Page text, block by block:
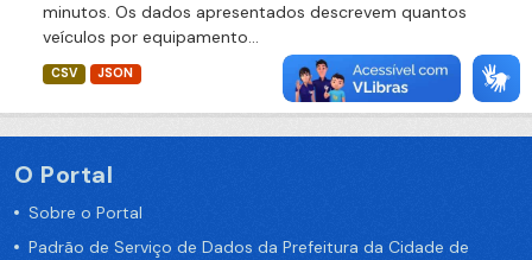
minutos. Os dados apresentados descrevem quantos
veículos por equipamento...
CSV JSON
O Portal
Sobre o Portal
Padrão de Serviço de Dados da Prefeitura da Cidade de